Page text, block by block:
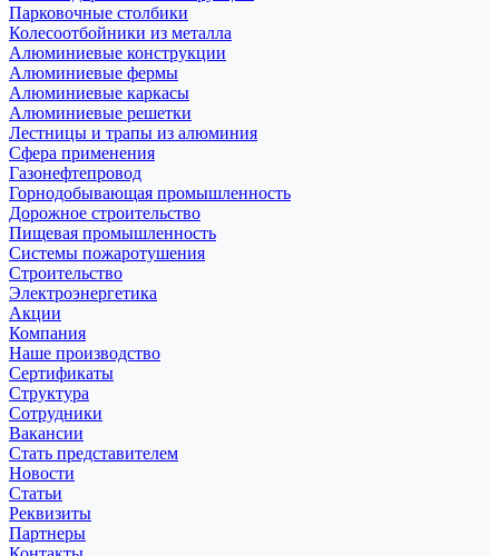
Парковочные столбики
Колесоотбойники из металла
Алюминиевые конструкции
Алюминиевые фермы
Алюминиевые каркасы
Алюминиевые решетки
Лестницы и трапы из алюминия
Сфера применения
Газонефтепровод
Горнодобывающая промышленность
Дорожное строительство
Пищевая промышленность
Системы пожаротушения
Строительство
Электроэнергетика
Акции
Компания
Наше производство
Сертификаты
Структура
Сотрудники
Вакансии
Стать представителем
Новости
Статьи
Реквизиты
Партнеры